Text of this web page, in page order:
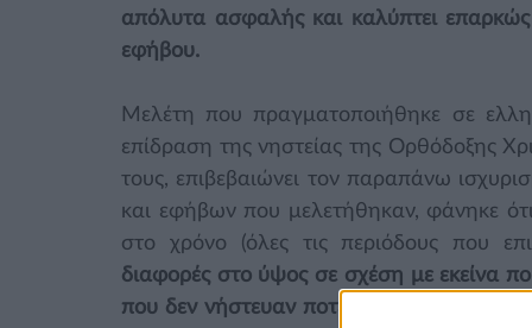
απόλυτα ασφαλής και καλύπτει επαρκώς
εφήβου.
Μελέτη που πραγματοποιήθηκε σε
επίδραση της νηστείας της Ορθόδοξης
τους, επιβεβαιώνει τον παραπάνω
και εφήβων που μελετήθηκαν, φάνηκε
στο χρόνο (όλες τις περιόδους που
διαφορές στο ύψος σε σχέση με εκείνα
που δεν νήστευαν ποτέ
. Ένα άλλο εύρημα